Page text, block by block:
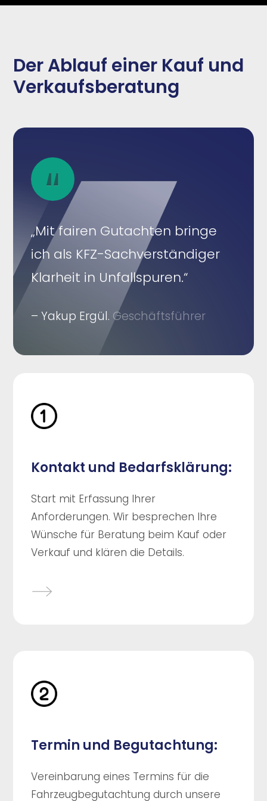
Der Ablauf einer Kauf und
Verkaufsberatung
„Mit fairen Gutachten bringe
ich als KFZ-Sachverständiger
Klarheit in Unfallspuren.“
– Yakup Ergül. Geschäftsführer
Kontakt und Bedarfsklärung:
Start mit Erfassung Ihrer
Anforderungen. Wir besprechen Ihre
Wünsche für Beratung beim Kauf oder
Verkauf und klären die Details.
Termin und Begutachtung:
Vereinbarung eines Termins für die
Fahrzeugbegutachtung durch unsere